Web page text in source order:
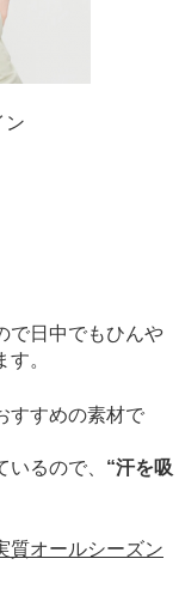
ン
で日中でもひんや
。
すすめの素材で
るので、 “汗を吸
質オールシーズン